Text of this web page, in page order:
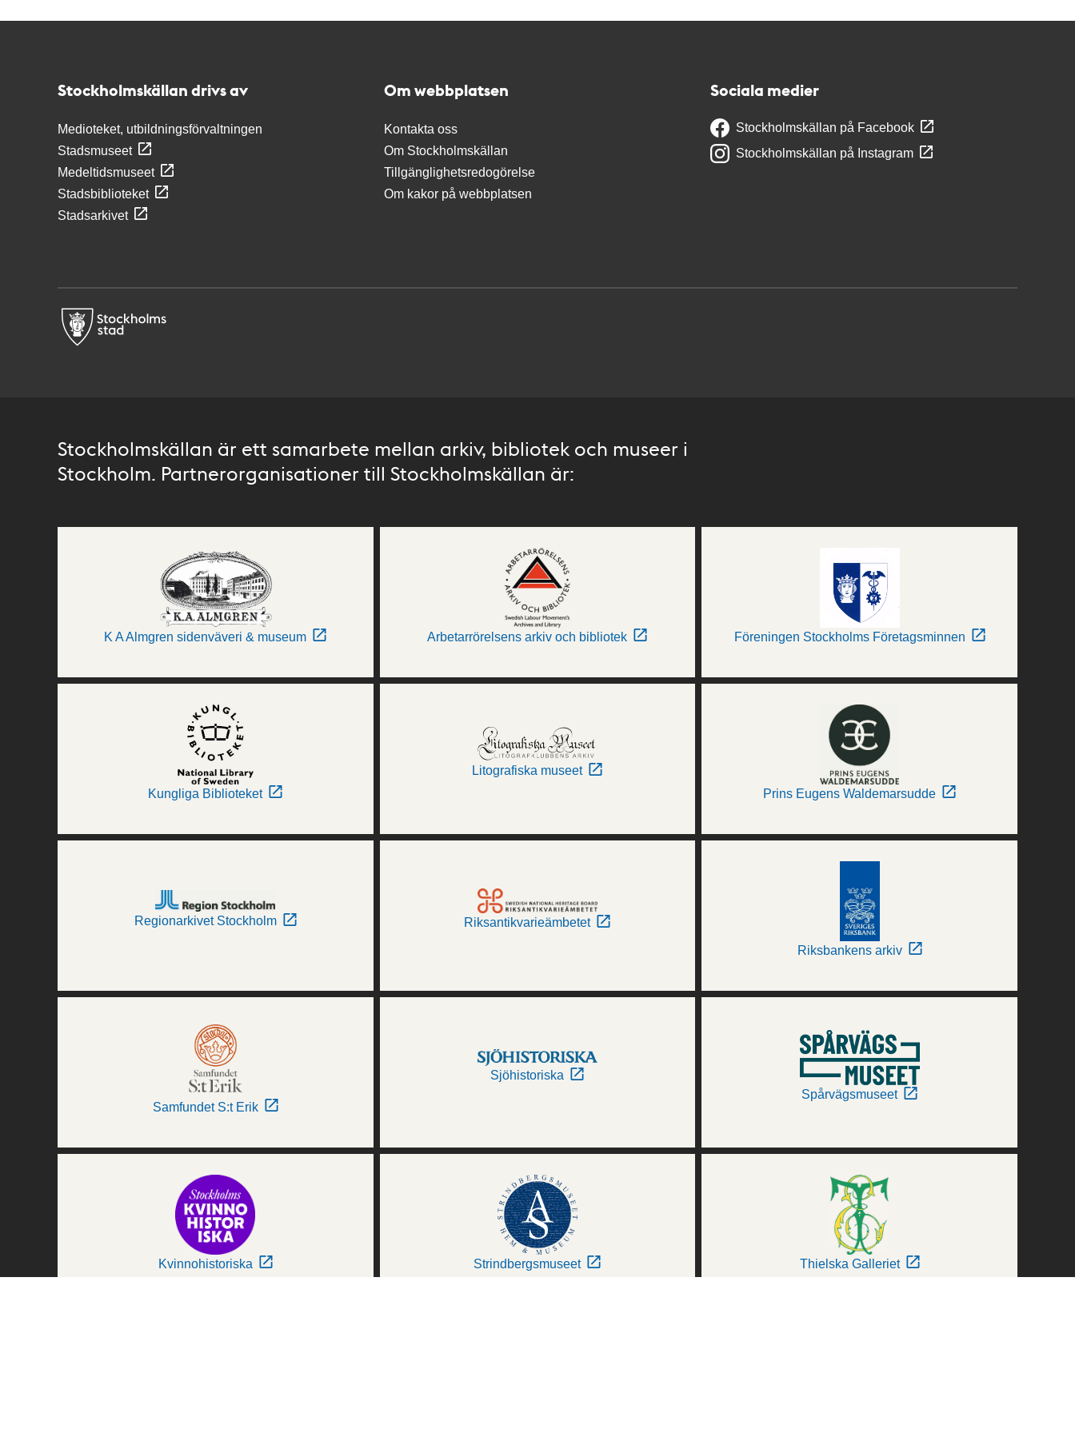
Stockholmskällan drivs av
Medioteket, utbildningsförvaltningen
Stadsmuseet
Medeltidsmuseet
Stadsbiblioteket
Stadsarkivet
Om webbplatsen
Kontakta oss
Om Stockholmskällan
Tillgänglighetsredogörelse
Om kakor på webbplatsen
Sociala medier
Stockholmskällan på Facebook
Stockholmskällan på Instagram
Stockholmskällan är ett samarbete mellan arkiv, bibliotek och museer i
Stockholm. Partnerorganisationer till Stockholmskällan är:
K A Almgren sidenväveri & museum Arbetarrörelsens arkiv och bibliotek Föreningen Stockholms Företagsminnen
Kungliga Biblioteket
Litografiska museet
Prins Eugens Waldemarsudde
Regionarkivet Stockholm Riksantikvarieämbetet
Riksbankens arkiv
Samfundet S:t Erik
Sjöhistoriska
Spårvägsmuseet
Kvinnohistoriska Strindbergsmuseet Thielska Galleriet